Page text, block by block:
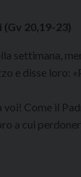
20,19-23)
settimana,
e disse loro:
voi! Come il
a cui